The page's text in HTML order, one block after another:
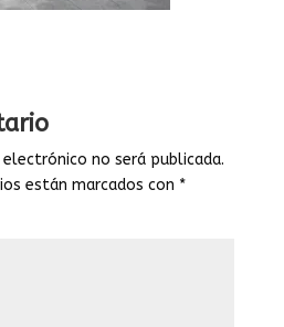
no será publicada.
están marcados con *